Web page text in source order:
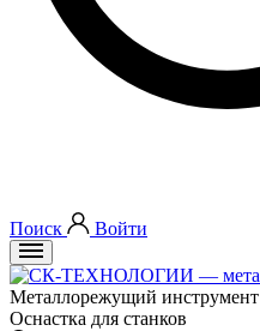
Поиск Войти
Металлорежущий инструмент
Оснастка для станков